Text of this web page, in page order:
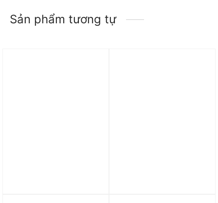
Sản phẩm tương tự